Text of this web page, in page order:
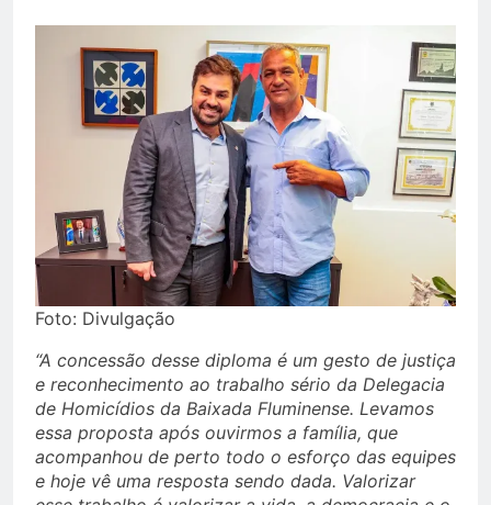
Foto: Divulgação
“A concessão desse diploma é um gesto de justiça
e reconhecimento ao trabalho sério da Delegacia
de Homicídios da Baixada Fluminense. Levamos
essa proposta após ouvirmos a família, que
acompanhou de perto todo o esforço das equipes
e hoje vê uma resposta sendo dada. Valorizar